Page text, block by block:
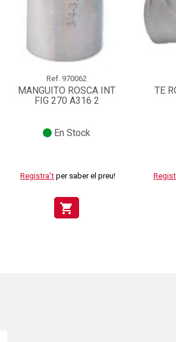
Ref. 970062
MANGUITO ROSCA INT
FIG 270 A316 2
En Stock
Registra't per saber el preu!
shopping_cart
TE